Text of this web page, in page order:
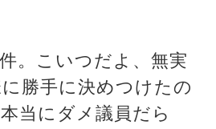
。こいつだよ、無実
勝手に決めつけたの
当にダメ議員だら